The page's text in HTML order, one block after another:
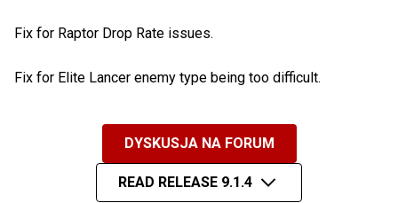
Fix for Raptor Drop Rate issues.
Fix for Elite Lancer enemy type being too difficult.
DYSKUSJA NA FORUM
READ RELEASE 9.1.4